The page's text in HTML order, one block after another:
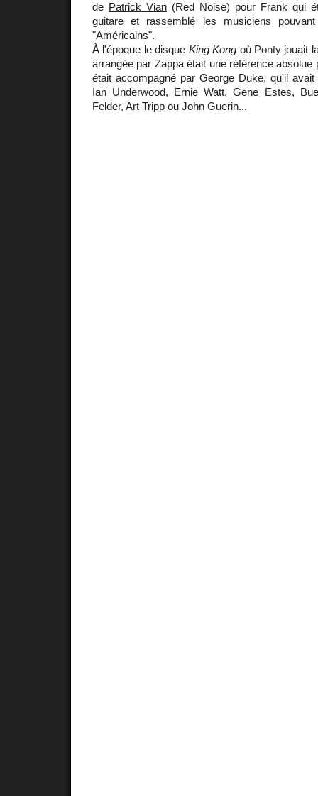
de Patrick Vian (Red Noise) pour Frank qui
guitare et rassemblé les musiciens
"Américains".
À l'époque le disque King Kong où Ponty jouait
arrangée par Zappa était une référence absolue
était accompagné par George Duke, qu'il
Ian Underwood, Ernie Watt, Gene Estes,
Felder, Art Tripp ou John Guerin...